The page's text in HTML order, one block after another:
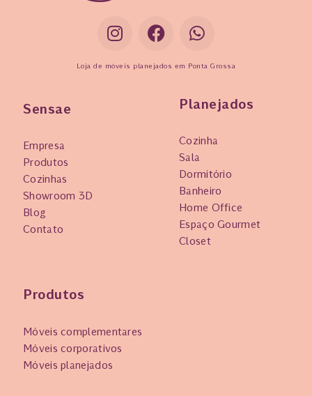
Loja de móveis planejados em Ponta Grossa
Sensae
Empresa
Produtos
Cozinhas
Showroom 3D
Blog
Contato
Planejados
Cozinha
Sala
Dormitório
Banheiro
Home Office
Espaço Gourmet
Closet
Produtos
Móveis complementares
Móveis corporativos
Móveis planejados